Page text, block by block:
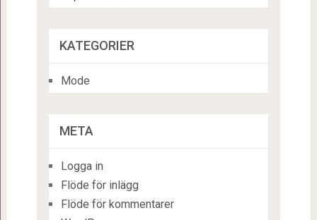
KATEGORIER
Mode
META
Logga in
Flöde för inlägg
Flöde för kommentarer